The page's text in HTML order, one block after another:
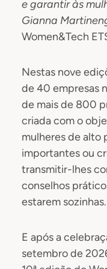
e garantir às
Gianna
Women&Tech
Nestas nove
de 40 empresas
de mais de 800
criada com o
mulheres de alto
importantes ou
transmitir-lhes
conselhos
estarem sozinhas.
E após a
setembro de